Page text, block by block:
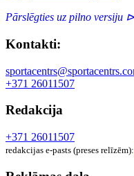
Pārslēgties uz pilno versiju ⊳
Kontakti:
+371 26011507
Redakcija
+371 26011507
redakcijas e-pasts (preses relīzēm):